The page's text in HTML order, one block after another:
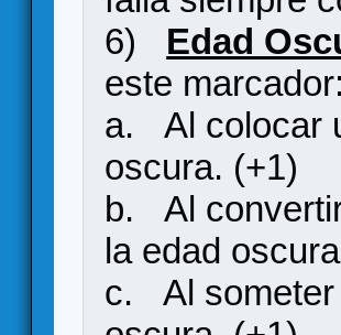
6) Edad
este marcador:
a. Al colocar
oscura. (+1)
b. Al
la edad
c. Al someter